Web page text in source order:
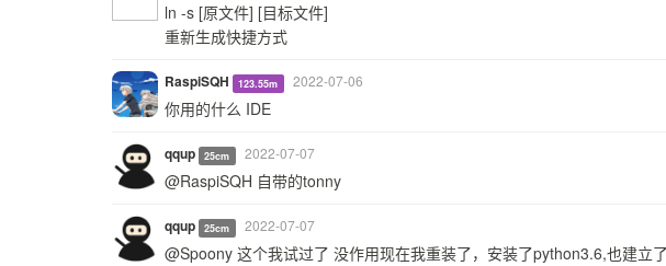
ln -s [原文件] [目标文件]
重新生成快捷方式
RaspiSQH 123.55m 2022-07-06
你用的什么 IDE
qqup 25cm 2022-07-07
@RaspiSQH 自带的tonny
qqup 25cm 2022-07-07
@Spoony 这个我试过了 没作用现在我重装了，安装了python3.6,也建立